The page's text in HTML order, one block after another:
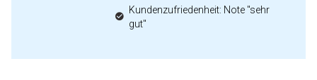
Kundenzufriedenheit: Note "sehr
gut"